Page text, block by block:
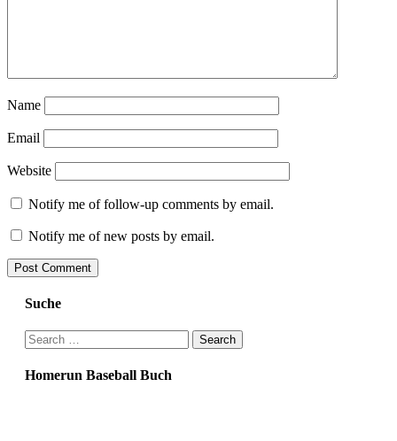
Name
Email
Website
Notify me of follow-up comments by email.
Notify me of new posts by email.
Suche
Search
for:
Homerun Baseball Buch